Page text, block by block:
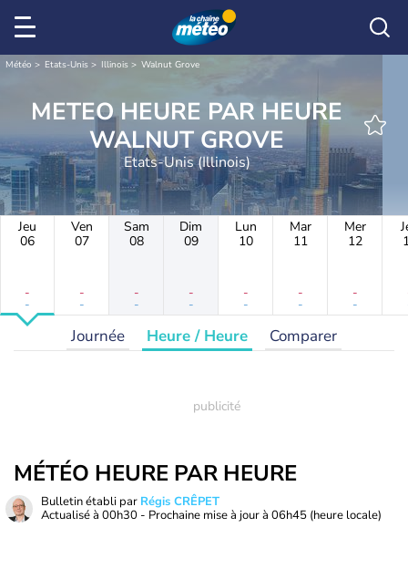
Météo Etats-Unis Illinois Walnut Grove
METEO HEURE PAR HEURE
WALNUT GROVE
Etats-Unis (Illinois)
Jeu
06
-
-
Ven
07
-
-
Sam
08
-
-
Dim
09
-
-
Lun
10
-
-
Mar
11
-
-
Mer
12
-
-
Journée Heure / Heure Comparer
MÉTÉO HEURE PAR HEURE
Bulletin établi par Régis CRÊPET
Actualisé à 00h30 - Prochaine mise à jour à 06h45 (heure locale)